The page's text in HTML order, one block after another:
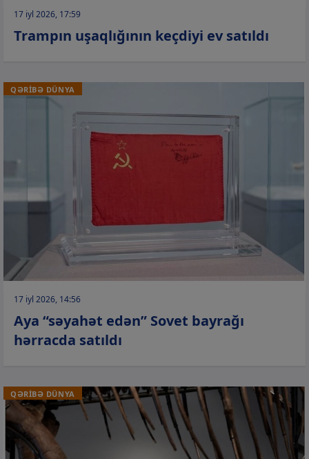
17 iyl 2026, 17:59
Trampın uşaqlığının keçdiyi ev satıldı
QƏRİBƏ DÜNYA
17 iyl 2026, 14:56
Aya “səyahət edən” Sovet bayrağı
hərracda satıldı
QƏRİBƏ DÜNYA